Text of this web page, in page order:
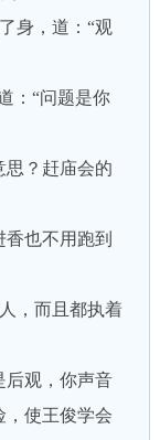
身，道：“观
：“问题是你
？赶庙会的
也不用跑到
，而且都执着
观，你声音
，使王俊学会